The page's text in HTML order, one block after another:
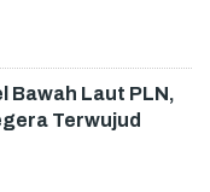
Bawah Laut PLN,
Terwujud